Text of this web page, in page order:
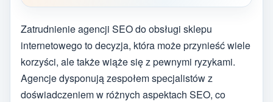
Zatrudnienie agencji SEO do obsługi sklepu
internetowego to decyzja, która może przynieść wiele
korzyści, ale także wiąże się z pewnymi ryzykami.
Agencje dysponują zespołem specjalistów z
doświadczeniem w różnych aspektach SEO, co